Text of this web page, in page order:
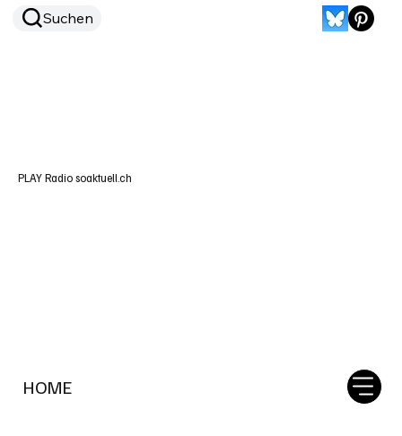
HOME
Suchen
PLAY Radio soaktuell.ch